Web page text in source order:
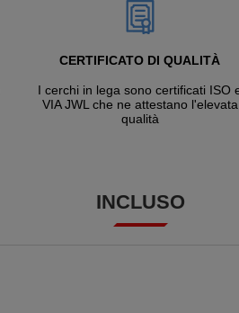
CERTIFICATO DI QUALITÀ
I cerchi in lega sono certificati ISO
VIA JWL che ne attestano l'elevata
qualità
INCLUSO